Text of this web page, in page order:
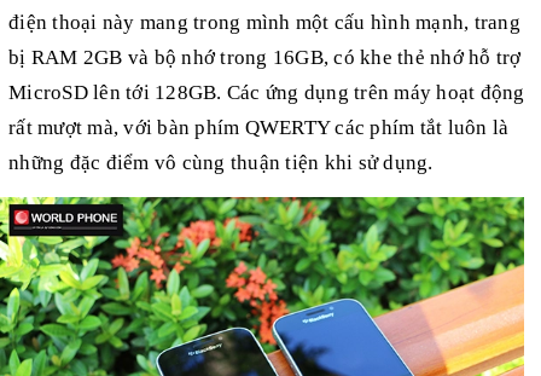
điện thoại này mang trong mình một cấu hình mạnh, trang
bị RAM 2GB và bộ nhớ trong 16GB, có khe thẻ nhớ hỗ trợ
MicroSD lên tới 128GB. Các ứng dụng trên máy hoạt động
rất mượt mà, với bàn phím QWERTY các phím tắt luôn là
những đặc điểm vô cùng thuận tiện khi sử dụng.